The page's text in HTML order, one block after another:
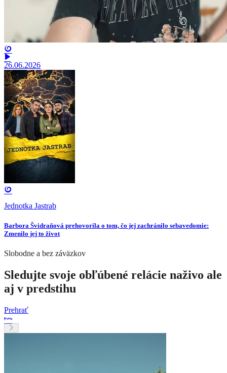
26.06.2026
Jednotka Jastrab
Barbora Švidraňová prehovorila o tom, čo jej zachránilo sebavedomie:
Zmenilo jej to život
Slobodne a bez záväzkov
Sledujte svoje obľúbené relácie naživo ale
aj v predstihu
Prehrať